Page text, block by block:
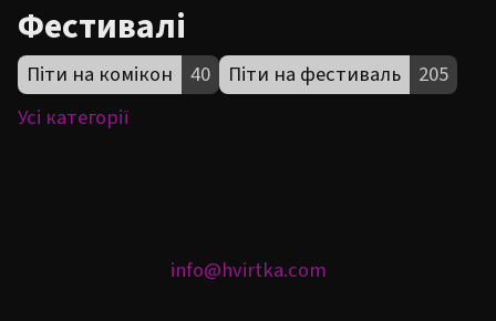
Фестивалі
Піти на комікон 40 Піти на фестиваль
205
Усі категорії
info@hvirtka.com